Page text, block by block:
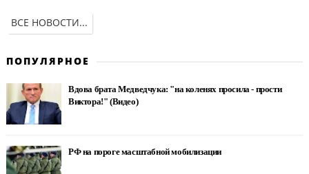
ВСЕ НОВОСТИ...
ПОПУЛЯРНОЕ
Вдова брата Медведчука: "на коленях просила - прости
Виктора!" (Видео)
РФ на пороге масштабной мобилизации